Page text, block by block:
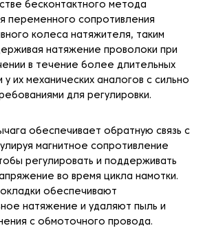
бесконтактного метода
переменного сопротивления
колеса натяжителя, таким
натяжение проволоки при
в течение более длительных
их механических аналогов с сильно
для регулировки.
обеспечивает обратную связь с
магнитное сопротивление
регулировать и поддерживать
во время цикла намотки.
обеспечивают
натяжение и удаляют пыль и
с обмоточного провода.